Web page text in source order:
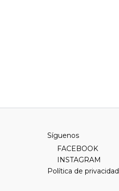
Síguenos
FACEBOOK
INSTAGRAM
Política de privacidad